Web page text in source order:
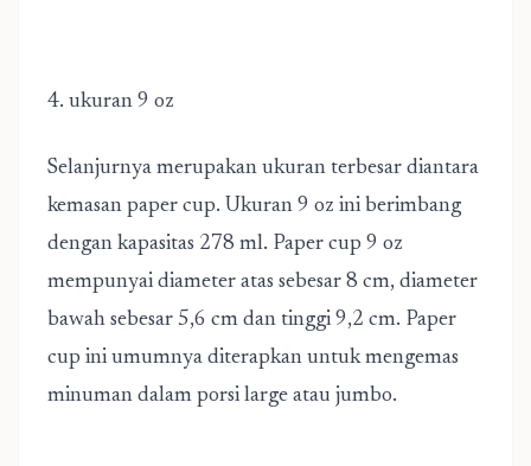
4. ukuran 9 oz
Selanjurnya merupakan ukuran terbesar diantara
kemasan paper cup. Ukuran 9 oz ini berimbang
dengan kapasitas 278 ml. Paper cup 9 oz
mempunyai diameter atas sebesar 8 cm, diameter
bawah sebesar 5,6 cm dan tinggi 9,2 cm. Paper
cup ini umumnya diterapkan untuk mengemas
minuman dalam porsi large atau jumbo.